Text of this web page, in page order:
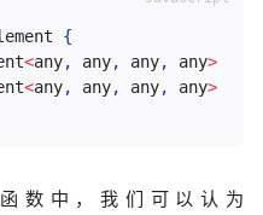
{
<any, any, any, any>
<any, any, any, any>
数中，我们可以认为